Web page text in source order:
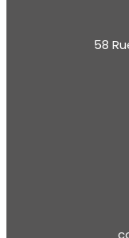
58